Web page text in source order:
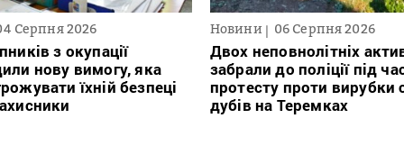
Серпня 2026
з окупації
нову вимогу, яка
їхній безпеці
Новини 06 Серпня 2026
Двох неповнолітніх
забрали до поліції під
протесту проти вирубки
дубів на Теремках